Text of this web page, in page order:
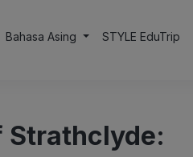
Bahasa Asing STYLE EduTrip
Strathclyde: